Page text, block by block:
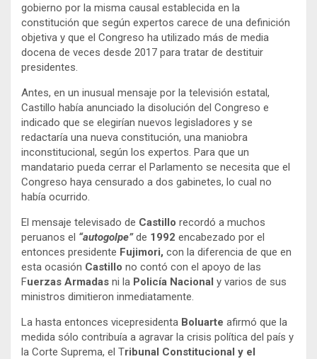
gobierno por la misma causal establecida en la
constitución que según expertos carece de una definición
objetiva y que el Congreso ha utilizado más de media
docena de veces desde 2017 para tratar de destituir
presidentes.
Antes, en un inusual mensaje por la televisión estatal,
Castillo había anunciado la disolución del Congreso e
indicado que se elegirían nuevos legisladores y se
redactaría una nueva constitución, una maniobra
inconstitucional, según los expertos. Para que un
mandatario pueda cerrar el Parlamento se necesita que el
Congreso haya censurado a dos gabinetes, lo cual no
había ocurrido.
El mensaje televisado de Castillo recordó a muchos
peruanos el “autogolpe”de 1992 encabezado por el
entonces presidente Fujimori, con la diferencia de que en
esta ocasión Castillo no contó con el apoyo de las
Fuerzas Armadas ni la Policía Nacional y varios de sus
ministros dimitieron inmediatamente.
La hasta entonces vicepresidenta Boluarte afirmó que la
medida sólo contribuía a agravar la crisis política del país y
la Corte Suprema, el Tribunal Constitucional y el